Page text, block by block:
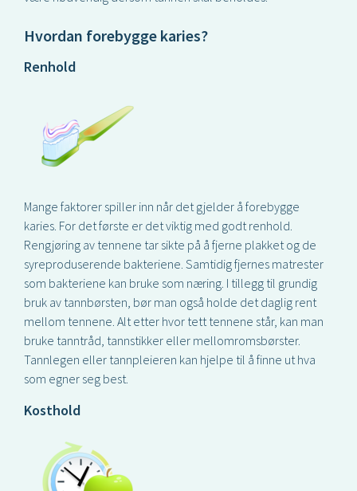
Hvordan forebygge karies?
Renhold
Mange faktorer spiller inn når det gjelder å forebygge
karies. For det første er det viktig med godt renhold.
Rengjøring av tennene tar sikte på å fjerne plakket og de
syreproduserende bakteriene. Samtidig fjernes matrester
som bakteriene kan bruke som næring. I tillegg til grundig
bruk av tannbørsten, bør man også holde det daglig rent
mellom tennene. Alt etter hvor tett tennene står, kan man
bruke tanntråd, tannstikker eller mellomromsbørster.
Tannlegen eller tannpleieren kan hjelpe til å finne ut hva
som egner seg best.
Kosthold